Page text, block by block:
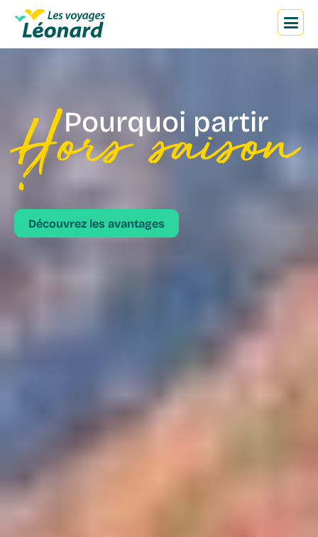
Pourquoi partir
Hors saison
?
Découvrez les avantages